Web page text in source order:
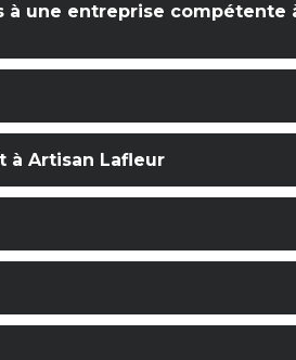
à une entreprise compétente
à Artisan Lafleur